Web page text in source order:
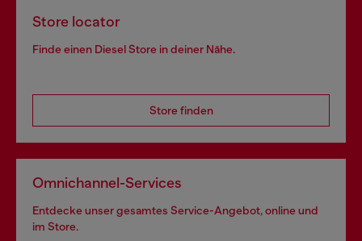
Store locator
Finde einen Diesel Store in deiner Nähe.
Store finden
Omnichannel-Services
Entdecke unser gesamtes Service-Angebot, online und
im Store.